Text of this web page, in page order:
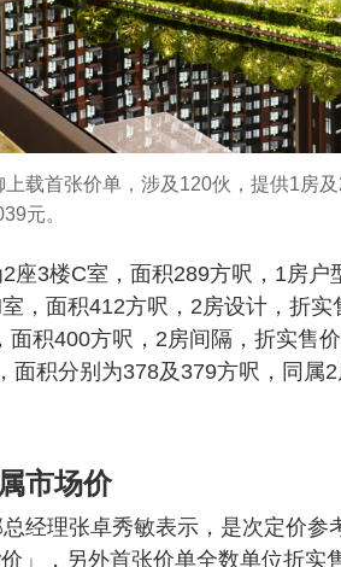
载首张价单，涉及120伙，提供1房
元。
2座3楼C室，面积289方呎，1房
，面积412方呎，2房设计，折
面积400方呎，2房间隔，折实售
面积分别为378及379方呎，同
市场价
经理张卓秀敏表示，是次定价
」，另外首张价单全数单位折